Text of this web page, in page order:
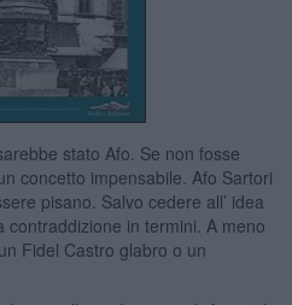
stato Afo. Se non fosse
concetto impensabile. Afo Sartori
pisano. Salvo cedere all’ idea
in termini. A meno
Fidel Castro glabro o un